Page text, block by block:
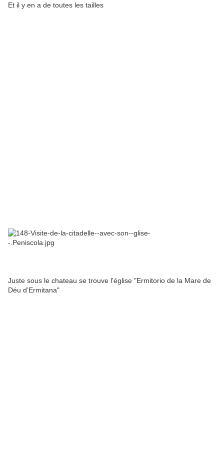
Et il y en a de toutes les tailles
Juste sous le chateau se trouve l'église "Ermitorio de la Mare de
Déu d’Ermitana"